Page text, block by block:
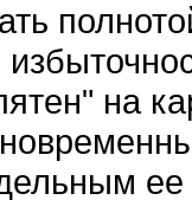
на